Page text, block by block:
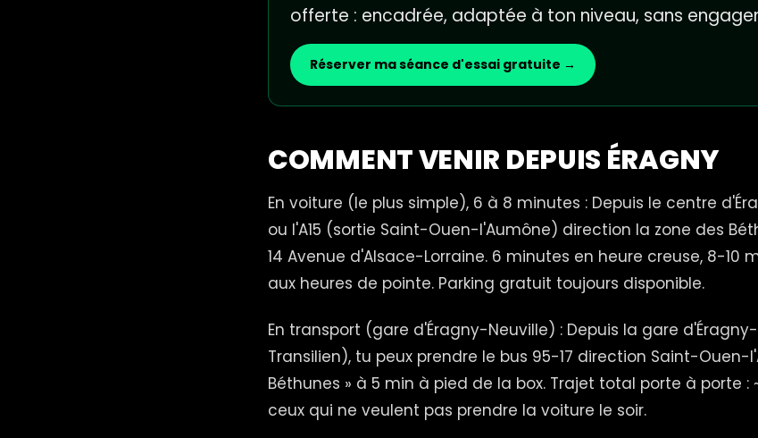
offerte : encadrée, adaptée à ton niveau, sans
Réserver ma séance d'essai gratuite →
COMMENT VENIR DEPUIS ÉRAGNY
En voiture (le plus simple), 6 à 8 minutes : Depuis le centre
ou l'A15 (sortie Saint-Ouen-l'Aumône) direction la zone des
14 Avenue d'Alsace-Lorraine. 6 minutes en heure creuse, 8-10
aux heures de pointe. Parking gratuit toujours disponible.
En transport (gare d'Éragny-Neuville) : Depuis la gare
Transilien), tu peux prendre le bus 95-17 direction Saint-Ouen-
Béthunes » à 5 min à pied de la box. Trajet total porte à porte :
ceux qui ne veulent pas prendre la voiture le soir.